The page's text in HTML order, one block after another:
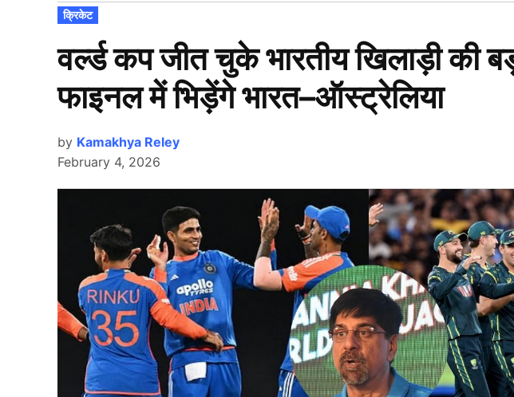
POSTED
IN
क्रिकेट
वर्ल्ड कप जीत चुके भारतीय खिलाड़ी की
फाइनल में भिड़ेंगे भारत–ऑस्ट्रेलिया
by Kamakhya Reley
February 4, 2026